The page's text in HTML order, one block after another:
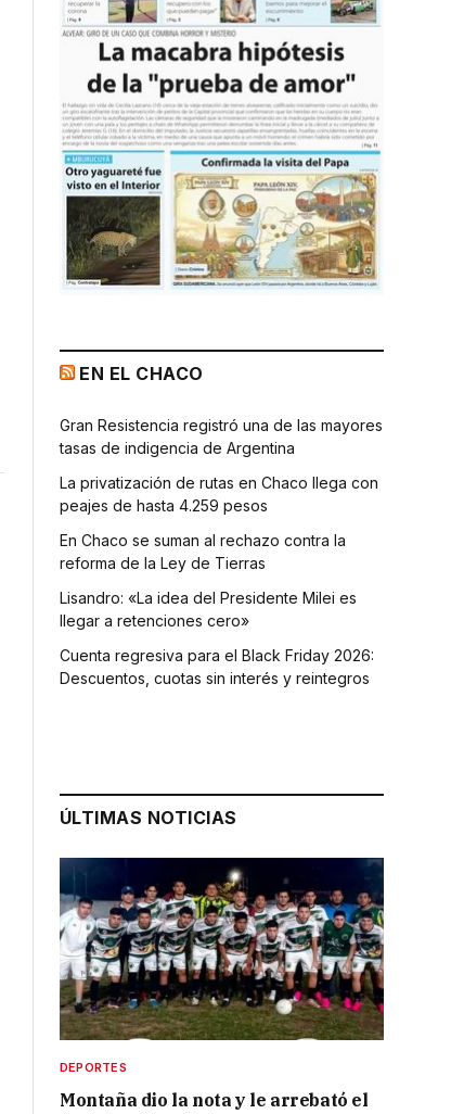
EN EL CHACO
Gran Resistencia registró una de las mayores
tasas de indigencia de Argentina
La privatización de rutas en Chaco llega con
peajes de hasta 4.259 pesos
En Chaco se suman al rechazo contra la
reforma de la Ley de Tierras
Lisandro: «La idea del Presidente Milei es
llegar a retenciones cero»
Cuenta regresiva para el Black Friday 2026:
Descuentos, cuotas sin interés y reintegros
ÚLTIMAS NOTICIAS
DEPORTES
Montaña dio la nota y le arrebató el